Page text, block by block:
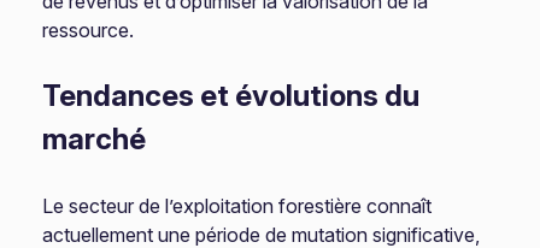
ressource.
Tendances et évolutions du
marché
Le secteur de l’exploitation forestière connaît
actuellement une période de mutation significative,